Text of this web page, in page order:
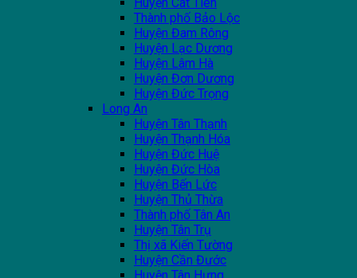
Thành phố Bảo Lộc
Huyện Đam Rông
Huyện Lạc Dương
Huyện Lâm Hà
Huyện Đơn Dương
Huyện Đức Trọng
Long An
Huyện Tân Thạnh
Huyện Thạnh Hóa
Huyện Đức Huệ
Huyện Đức Hòa
Huyện Bến Lức
Huyện Thủ Thừa
Thành phố Tân An
Huyện Tân Trụ
Thị xã Kiến Tường
Huyện Cần Đước